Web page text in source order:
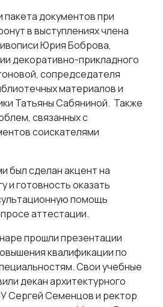
документов при
в выступлениях члена
Юрия Боброва,
декоративно-прикладного
сопредседателя
материалов и
Татьяны Сабяниной. Также
связанных с
соискателями
был сделан акцент на
и готовность оказать
помощь
аттестации.
прошли презентации
квалификации по
Свои учебные
декан архитектурного
Сергей Семенцов и ректор